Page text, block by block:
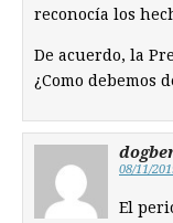
reconocía los
De acuerdo, la
¿Como debemos
08/11/
El